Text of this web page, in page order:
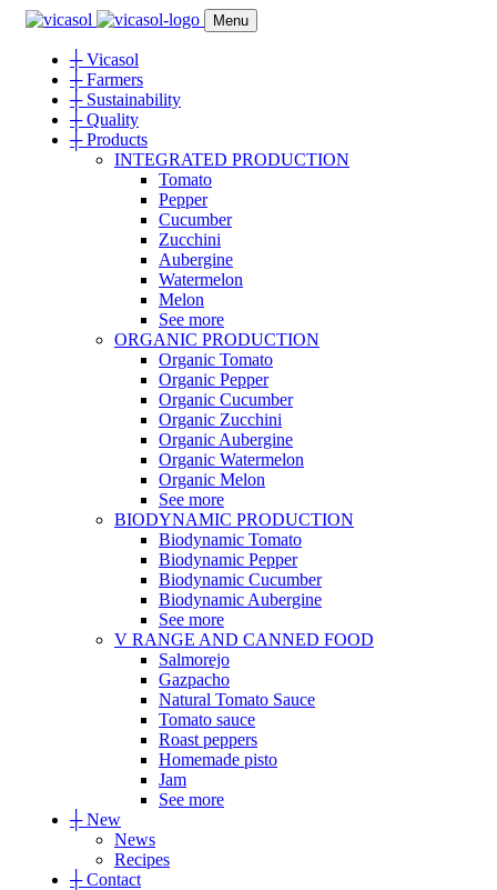
Menu
┼Vicasol
┼Farmers
┼Sustainability
┼Quality
┼Products
INTEGRATED PRODUCTION
Tomato
Pepper
Cucumber
Zucchini
Aubergine
Watermelon
Melon
See more
ORGANIC PRODUCTION
Organic Tomato
Organic Pepper
Organic Cucumber
Organic Zucchini
Organic Aubergine
Organic Watermelon
Organic Melon
See more
BIODYNAMIC PRODUCTION
Biodynamic Tomato
Biodynamic Pepper
Biodynamic Cucumber
Biodynamic Aubergine
See more
V RANGE AND CANNED FOOD
Salmorejo
Gazpacho
Natural Tomato Sauce
Tomato sauce
Roast peppers
Homemade pisto
Jam
See more
┼New
News
Recipes
┼Contact